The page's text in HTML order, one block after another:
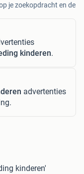
je zoekopdracht en de
kinderen.
advertenties
kinderen'